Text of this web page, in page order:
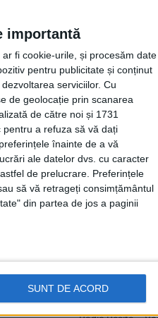
importantă
fi cookie-urile, și procesăm date
pentru publicitate și conținut
serviciilor. Cu
de geolocație prin scanarea
de către noi și 1731
a refuza să vă dați
înainte de a vă
ale datelor dvs. cu caracter
de prelucrare. Preferințele
să vă retrageți consimțământul
din partea de jos a paginii
SUNT DE ACORD
Articole
Pe toate
CSM Reșița,
Munteanu cere
Termometrul
fost și mai fierbinți